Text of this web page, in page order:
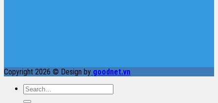
Copyright 2026 © Design by goodnet.vn
Search